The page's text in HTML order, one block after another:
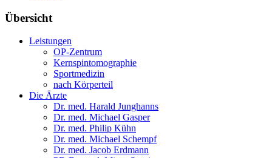
Übersicht
Leistungen
OP-Zentrum
Kernspintomographie
Sportmedizin
nach Körperteil
Die Ärzte
Dr. med. Harald Junghanns
Dr. med. Michael Gasper
Dr. med. Philip Kühn
Dr. med. Michael Schempf
Dr. med. Jacob Erdmann